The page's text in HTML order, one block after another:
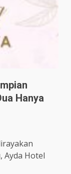
Hanya
Ayda Hotel